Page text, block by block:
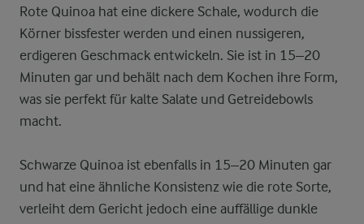
Rote Quinoa hat eine dickere Schale, wodurch die
Körner bissfester werden und einen nussigeren,
erdigeren Geschmack entwickeln. Sie ist in 15–20
Minuten gar und behält nach dem Kochen ihre Form,
was sie perfekt für kalte Salate und Getreidebowls
macht.
Schwarze Quinoa ist ebenfalls in 15–20 Minuten gar
und hat eine ähnliche Konsistenz wie die rote Sorte,
verleiht dem Gericht jedoch eine auffällige dunkle